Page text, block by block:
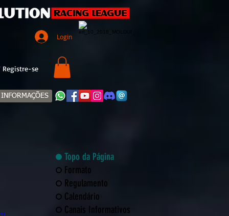
se
Login
Topo da Página
Formato
Regulamento
Calendário
Canais Informativos
INFORMAÇÕES